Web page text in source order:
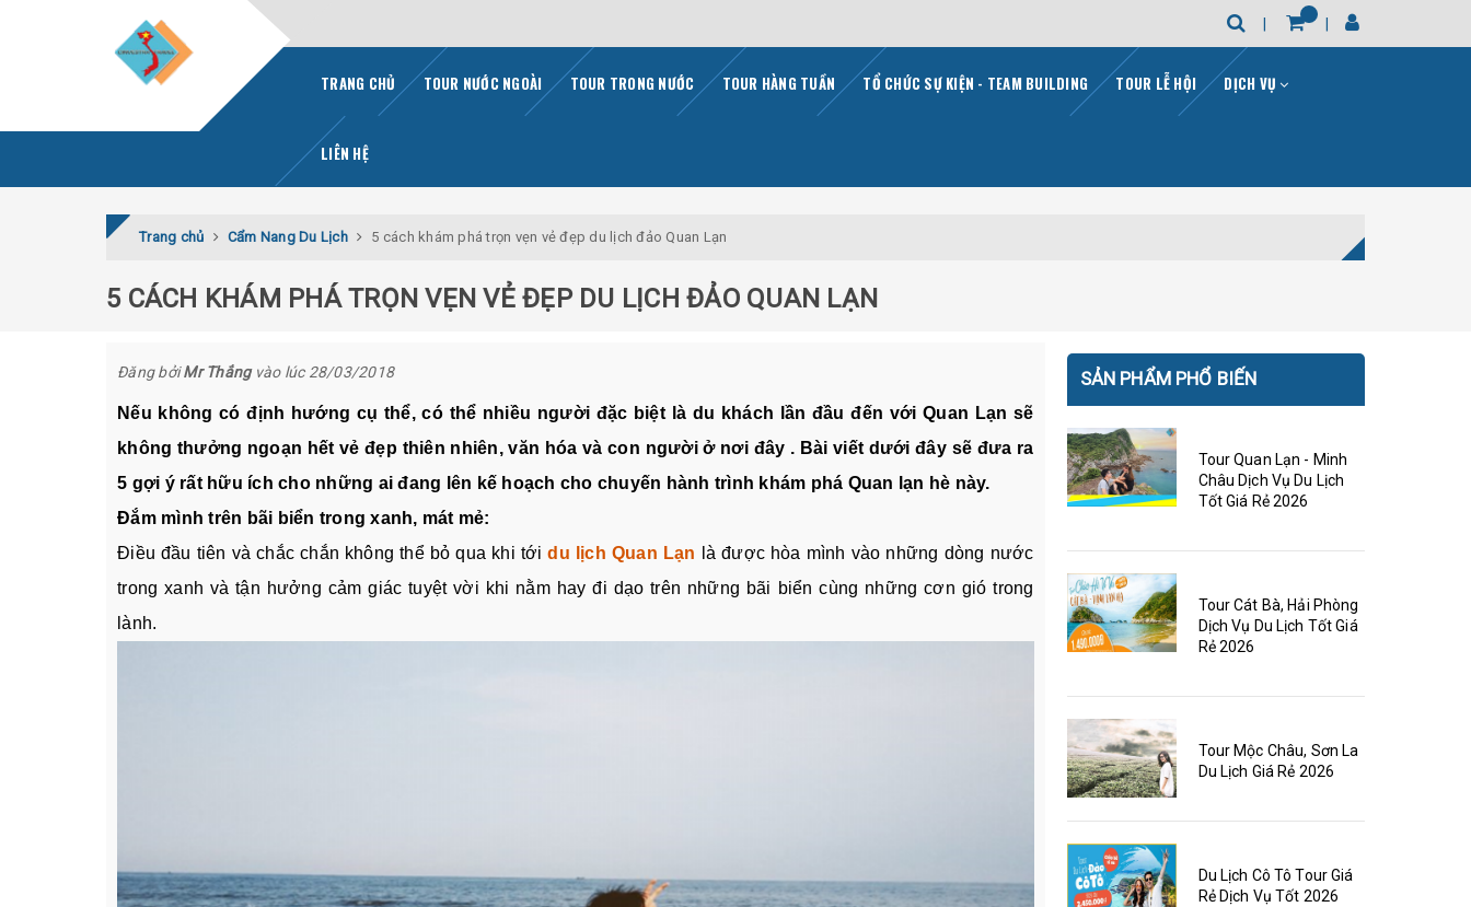
TRANG CHỦ TOUR NƯỚC NGOÀI TOUR TRONG NƯỚC TOUR HÀNG TUẦN TỔ CHỨC SỰ KIỆN - TEAM BUILDING TOUR LỄ HỘI DỊCH VỤ
LIÊN HỆ
Trang chủ Cẩm Nang Du Lịch 5 cách khám phá trọn vẹn vẻ đẹp du lịch đảo Quan Lạn
5 CÁCH KHÁM PHÁ TRỌN VẸN VẺ ĐẸP DU LỊCH ĐẢO QUAN LẠN
Đăng bởiMr Thắngvào lúc 28/03/2018
Nếu không có định hướng cụ thể, có thể nhiều người đặc biệt là du khách lần đầu đến với Quan Lạn sẽ
không thưởng ngoạn hết vẻ đẹp thiên nhiên, văn hóa và con người ở nơi đây . Bài viết dưới đây sẽ đưa ra
5 gợi ý rất hữu ích cho những ai đang lên kế hoạch cho chuyến hành trình khám phá Quan lạn hè này.
Đắm mình trên bãi biển trong xanh, mát mẻ:
Điều đầu tiên và chắc chắn không thể bỏ qua khi tớidu lịch Quan Lạn là được hòa mình vào những dòng nước
trong xanh và tận hưởng cảm giác tuyệt vời khi nằm hay đi dạo trên những bãi biển cùng những cơn gió trong
lành.
SẢN PHẨM PHỔ BIẾN
Tour Quan Lạn - Minh
Châu Dịch Vụ Du Lịch
Tốt Giá Rẻ 2026
Tour Cát Bà, Hải Phòng
Dịch Vụ Du Lịch Tốt Giá
Rẻ 2026
Tour Mộc Châu, Sơn La
Du Lịch Giá Rẻ 2026
Du Lịch Cô Tô Tour Giá
Rẻ Dịch Vụ Tốt 2026